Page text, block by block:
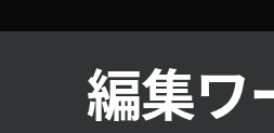
編集ワ